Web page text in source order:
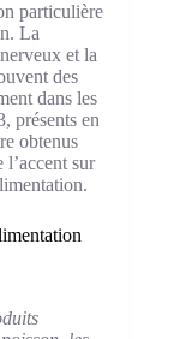
particulière
La
et la
des
dans les
présents en
obtenus
sur